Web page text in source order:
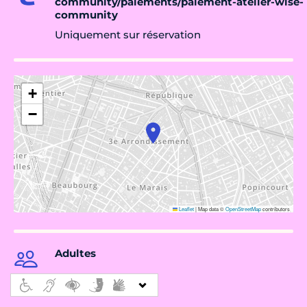
community
Uniquement sur réservation
+
−
Leaflet|Map data ©OpenStreetMapcontributors
Adultes